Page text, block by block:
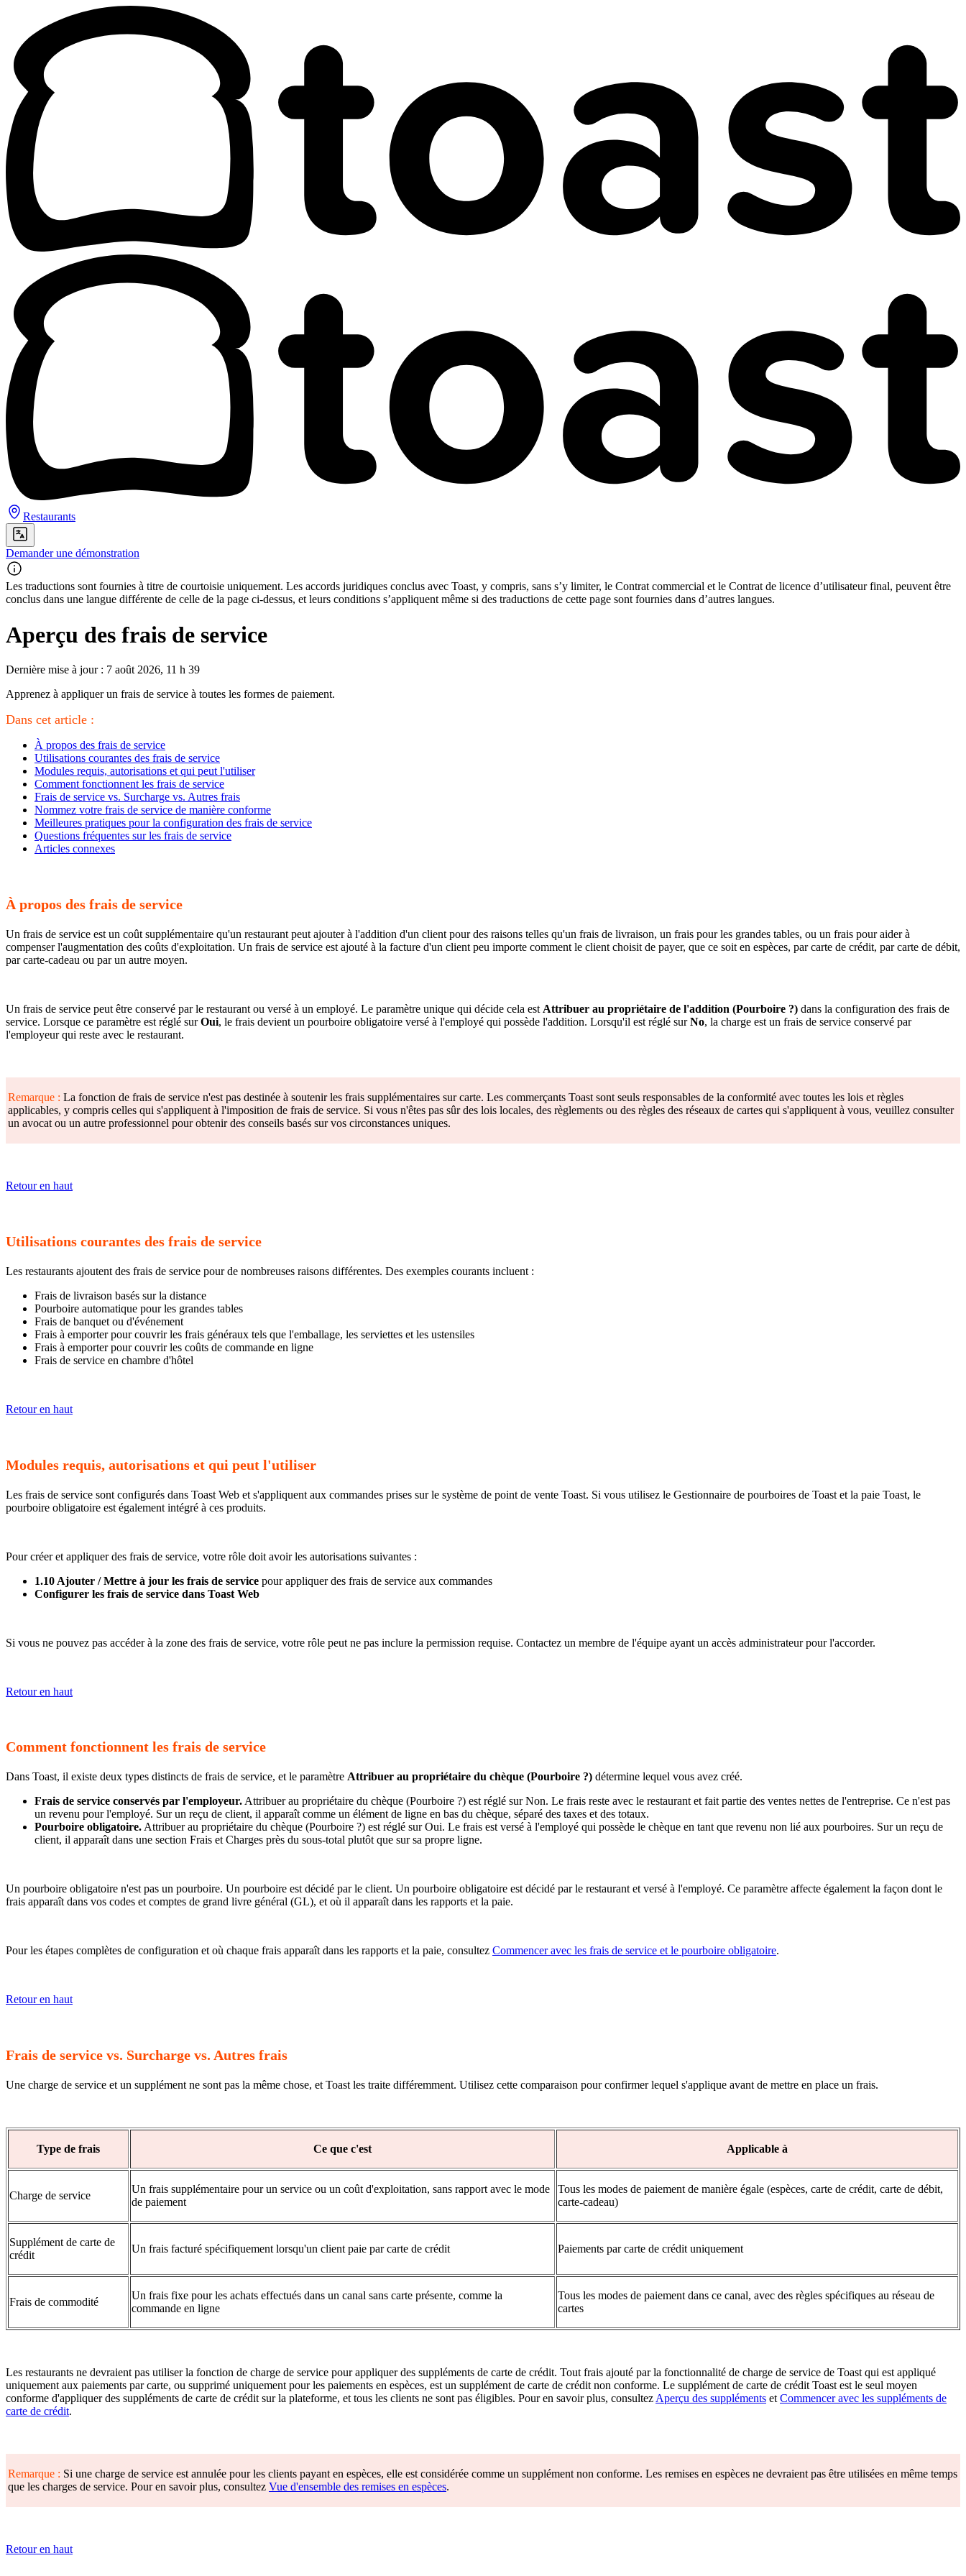
Restaurants
Demander une démonstration
Les traductions sont fournies à titre de courtoisie uniquement. Les accords juridiques conclus avec Toast, y compris, sans s’y limiter, le Contrat commercial et le Contrat de licence d’utilisateur final, peuvent être
conclus dans une langue différente de celle de la page ci-dessus, et leurs conditions s’appliquent même si des traductions de cette page sont fournies dans d’autres langues.
Aperçu des frais de service
Dernière mise à jour : 7 août 2026, 11 h 39
Apprenez à appliquer un frais de service à toutes les formes de paiement.
Dans cet article :
À propos des frais de service
Utilisations courantes des frais de service
Modules requis, autorisations et qui peut l'utiliser
Comment fonctionnent les frais de service
Frais de service vs. Surcharge vs. Autres frais
Nommez votre frais de service de manière conforme
Meilleures pratiques pour la configuration des frais de service
Questions fréquentes sur les frais de service
Articles connexes
À propos des frais de service
Un frais de service est un coût supplémentaire qu'un restaurant peut ajouter à l'addition d'un client pour des raisons telles qu'un frais de livraison, un frais pour les grandes tables, ou un frais pour aider à
compenser l'augmentation des coûts d'exploitation. Un frais de service est ajouté à la facture d'un client peu importe comment le client choisit de payer, que ce soit en espèces, par carte de crédit, par carte de débit,
par carte-cadeau ou par un autre moyen.
Un frais de service peut être conservé par le restaurant ou versé à un employé. Le paramètre unique qui décide cela est Attribuer au propriétaire de l'addition (Pourboire ?) dans la configuration des frais de
service. Lorsque ce paramètre est réglé surOui, le frais devient un pourboire obligatoire versé à l'employé qui possède l'addition. Lorsqu'il est réglé surNo, la charge est un frais de service conservé par
l'employeur qui reste avec le restaurant.
Remarque : La fonction de frais de service n'est pas destinée à soutenir les frais supplémentaires sur carte. Les commerçants Toast sont seuls responsables de la conformité avec toutes les lois et règles
applicables, y compris celles qui s'appliquent à l'imposition de frais de service. Si vous n'êtes pas sûr des lois locales, des règlements ou des règles des réseaux de cartes qui s'appliquent à vous, veuillez consulter
un avocat ou un autre professionnel pour obtenir des conseils basés sur vos circonstances uniques.
Retour en haut
Utilisations courantes des frais de service
Les restaurants ajoutent des frais de service pour de nombreuses raisons différentes. Des exemples courants incluent :
Frais de livraison basés sur la distance
Pourboire automatique pour les grandes tables
Frais de banquet ou d'événement
Frais à emporter pour couvrir les frais généraux tels que l'emballage, les serviettes et les ustensiles
Frais à emporter pour couvrir les coûts de commande en ligne
Frais de service en chambre d'hôtel
Retour en haut
Modules requis, autorisations et qui peut l'utiliser
Les frais de service sont configurés dans Toast Web et s'appliquent aux commandes prises sur le système de point de vente Toast. Si vous utilisez le Gestionnaire de pourboires de Toast et la paie Toast, le
pourboire obligatoire est également intégré à ces produits.
Pour créer et appliquer des frais de service, votre rôle doit avoir les autorisations suivantes :
1.10 Ajouter / Mettre à jour les frais de service pour appliquer des frais de service aux commandes
Configurer les frais de service dans Toast Web
Si vous ne pouvez pas accéder à la zone des frais de service, votre rôle peut ne pas inclure la permission requise. Contactez un membre de l'équipe ayant un accès administrateur pour l'accorder.
Retour en haut
Comment fonctionnent les frais de service
Dans Toast, il existe deux types distincts de frais de service, et le paramètre Attribuer au propriétaire du chèque (Pourboire ?) détermine lequel vous avez créé.
Frais de service conservés par l'employeur. Attribuer au propriétaire du chèque (Pourboire ?) est réglé sur Non. Le frais reste avec le restaurant et fait partie des ventes nettes de l'entreprise. Ce n'est pas
un revenu pour l'employé. Sur un reçu de client, il apparaît comme un élément de ligne en bas du chèque, séparé des taxes et des totaux.
Pourboire obligatoire. Attribuer au propriétaire du chèque (Pourboire ?) est réglé sur Oui. Le frais est versé à l'employé qui possède le chèque en tant que revenu non lié aux pourboires. Sur un reçu de
client, il apparaît dans une section Frais et Charges près du sous-total plutôt que sur sa propre ligne.
Un pourboire obligatoire n'est pas un pourboire. Un pourboire est décidé par le client. Un pourboire obligatoire est décidé par le restaurant et versé à l'employé. Ce paramètre affecte également la façon dont le
frais apparaît dans vos codes et comptes de grand livre général (GL), et où il apparaît dans les rapports et la paie.
Pour les étapes complètes de configuration et où chaque frais apparaît dans les rapports et la paie, consultez Commencer avec les frais de service et le pourboire obligatoire.
Retour en haut
Frais de service vs. Surcharge vs. Autres frais
Une charge de service et un supplément ne sont pas la même chose, et Toast les traite différemment. Utilisez cette comparaison pour confirmer lequel s'applique avant de mettre en place un frais.
Type de frais Ce que c'est Applicable à
Charge de service
Un frais supplémentaire pour un service ou un coût d'exploitation, sans rapport avec le mode
de paiement
Tous les modes de paiement de manière égale (espèces, carte de crédit, carte de débit,
carte-cadeau)
Supplément de carte de
crédit
Un frais facturé spécifiquement lorsqu'un client paie par carte de crédit Paiements par carte de crédit uniquement
Frais de commodité
Un frais fixe pour les achats effectués dans un canal sans carte présente, comme la
commande en ligne
Tous les modes de paiement dans ce canal, avec des règles spécifiques au réseau de
cartes
Les restaurants ne devraient pas utiliser la fonction de charge de service pour appliquer des suppléments de carte de crédit. Tout frais ajouté par la fonctionnalité de charge de service de Toast qui est appliqué
uniquement aux paiements par carte, ou supprimé uniquement pour les paiements en espèces, est un supplément de carte de crédit non conforme. Le supplément de carte de crédit Toast est le seul moyen
conforme d'appliquer des suppléments de carte de crédit sur la plateforme, et tous les clients ne sont pas éligibles. Pour en savoir plus, consultez Aperçu des suppléments et Commencer avec les suppléments de
carte de crédit.
Remarque : Si une charge de service est annulée pour les clients payant en espèces, elle est considérée comme un supplément non conforme. Les remises en espèces ne devraient pas être utilisées en même temps
que les charges de service. Pour en savoir plus, consultez Vue d'ensemble des remises en espèces.
Retour en haut